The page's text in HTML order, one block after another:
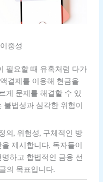
중성
필요할 때 유혹처럼 다가
결제를 이용해 현금을
게 문제를 해결할 수 있
법성과 심각한 위험이
의, 위험성, 구체적인 방
제시합니다. 독자들이
하고 합법적인 금융 선
의 목표입니다.